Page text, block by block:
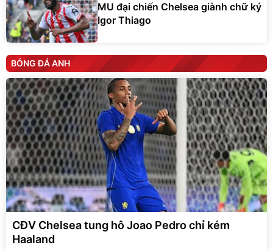
MU đại chiến Chelsea giành chữ ký
Igor Thiago
BÓNG ĐÁ ANH
CĐV Chelsea tung hô Joao Pedro chỉ kém
Haaland